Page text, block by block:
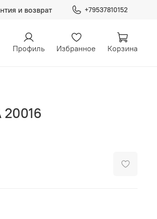
и возврат +79537810152
Профиль Избранное Корзина
20016